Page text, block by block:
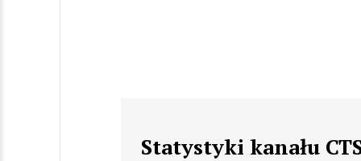
Statystyki kanału